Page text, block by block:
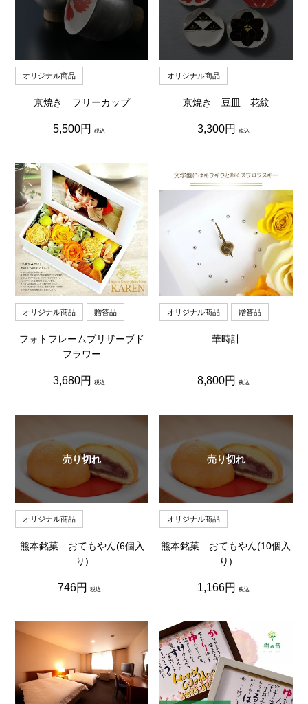
オリジナル商品
京焼き フリーカップ
通
常
5,500円税込
オリジナル商品
京焼き 豆皿 花紋
通
常
3,300円税込
オリジナル商品 贈答品
フォトフレームプリザーブド
フラワー
通
常
3,680円税込
オリジナル商品 贈答品
華時計
通
常
8,800円税込
売り切れ
オリジナル商品
熊本銘菓 おてもやん(6個入
り)
通
常
746円 税込
売り切れ
オリジナル商品
熊本銘菓 おてもやん(10個入
り)
通
常
1,166円税込